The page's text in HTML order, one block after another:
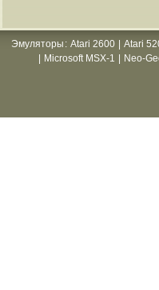
Эмуляторы : Atari 2600 Atari
Microsoft MSX-1 Neo-